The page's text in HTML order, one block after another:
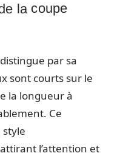
la coupe
par sa
sont courts sur le
la longueur à
Ce
l’attention et